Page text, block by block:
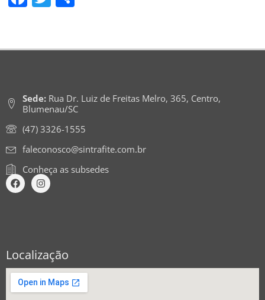
Sede:Rua Dr. Luiz de Freitas Melro, 365, Centro,
Blumenau/SC
(47) 3326-1555
faleconosco@sintrafite.com.br
Conheça as subsedes
Localização